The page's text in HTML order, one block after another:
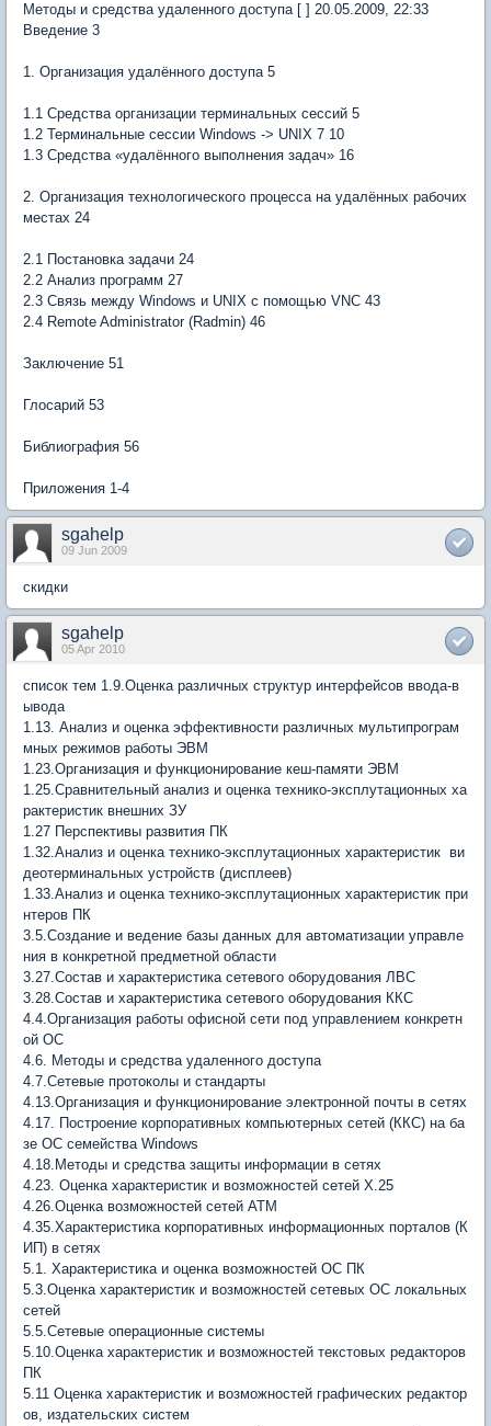
Методы и средства удаленного доступа [ ] 20.05.2009, 22:33
Введение 3
1. Организация удалённого доступа 5
1.1 Средства организации терминальных сессий 5
1.2 Терминальные сессии Windows -> UNIX 7 10
1.3 Средства «удалённого выполнения задач» 16
2. Организация технологического процесса на удалённых рабочих
местах 24
2.1 Постановка задачи 24
2.2 Анализ программ 27
2.3 Связь между Windows и UNIX с помощью VNC 43
2.4 Remote Administrator (Radmin) 46
Заключение 51
Глосарий 53
Библиография 56
Приложения 1-4
sgahelp
09 Jun 2009
скидки
sgahelp
05 Apr 2010
список тем 1.9.Оценка различных структур интерфейсов ввода-в
ывода
1.13. Анализ и оценка эффективности различных мультипрограм
мных режимов работы ЭВМ
1.23.Организация и функционирование кеш-памяти ЭВМ
1.25.Сравнительный анализ и оценка технико-эксплутационных ха
рактеристик внешних ЗУ
1.27 Перспективы развития ПК
1.32.Анализ и оценка технико-эксплутационных характеристик ви
деотерминальных устройств (дисплеев)
1.33.Анализ и оценка технико-эксплутационных характеристик при
нтеров ПК
3.5.Создание и ведение базы данных для автоматизации управле
ния в конкретной предметной области
3.27.Состав и характеристика сетевого оборудования ЛВС
3.28.Состав и характеристика сетевого оборудования ККС
4.4.Организация работы офисной сети под управлением конкретн
ой ОС
4.6. Методы и средства удаленного доступа
4.7.Сетевые протоколы и стандарты
4.13.Организация и функционирование электронной почты в сетях
4.17. Построение корпоративных компьютерных сетей (ККС) на ба
зе ОС семейства Windows
4.18.Методы и средства защиты информации в сетях
4.23. Оценка характеристик и возможностей сетей Х.25
4.26.Оценка возможностей сетей ATM
4.35.Характеристика корпоративных информационных порталов (К
ИП) в сетях
5.1. Характеристика и оценка возможностей ОС ПК
5.3.Оценка характеристик и возможностей сетевых ОС локальных
сетей
5.5.Сетевые операционные системы
5.10.Оценка характеристик и возможностей текстовых редакторов
ПК
5.11 Оценка характеристик и возможностей графических редактор
ов, издательских систем